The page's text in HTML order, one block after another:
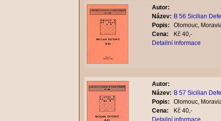
Autor:
Název: B 56 Sicilian
Popis:
Olomouc,
Cena:
Kč 40,-
Detailní informace
Autor:
Název: B 57 Sicilian
Popis:
Olomouc,
Cena:
Kč 40,-
Detailní informace